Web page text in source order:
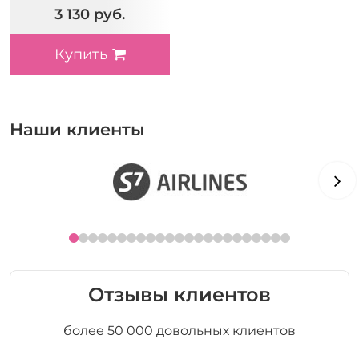
3 130 руб.
Купить
Наши клиенты
Отзывы клиентов
более 50 000 довольных клиентов